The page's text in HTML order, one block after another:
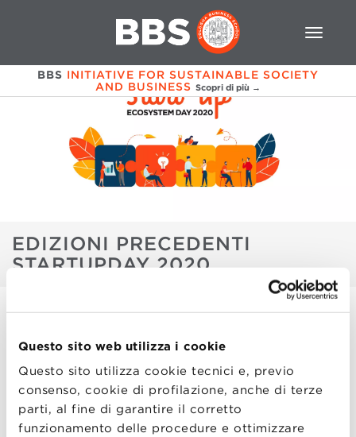
Questo sito web utilizza i cookie
Questo sito utilizza cookie tecnici e, previo
consenso, cookie di profilazione, anche di terze
parti, al fine di garantire il corretto
funzionamento delle procedure e ottimizzare
BBS INITIATIVE FOR SUSTAINABLE SOCIETY
AND BUSINESS Scopri di più →
EDIZIONI PRECEDENTI
STARTUPDAY 2020
ISCRIZIONE
RELATORI 2020